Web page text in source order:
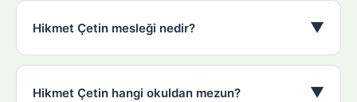
Hikmet Çetin mesleği nedir? ▼
Hikmet Çetin hangi okuldan mezun? ▼